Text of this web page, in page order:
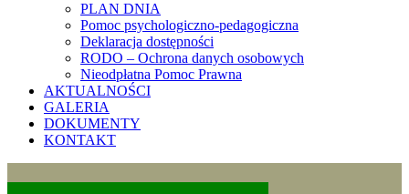
PLAN DNIA
Pomoc psychologiczno-pedagogiczna
Deklaracja dostępności
RODO – Ochrona danych osobowych
Nieodpłatna Pomoc Prawna
AKTUALNOŚCI
GALERIA
DOKUMENTY
KONTAKT